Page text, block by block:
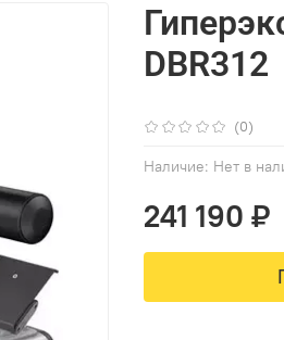
(0)
Наличие: Нет в
DBR312
241 190 ₽